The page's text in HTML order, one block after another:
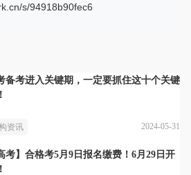
s/94918b90fec6
备考进入关键期，一定要抓住这十个关键
资讯 2024-05-31
考】合格考5月9日报名缴费！6月29日开